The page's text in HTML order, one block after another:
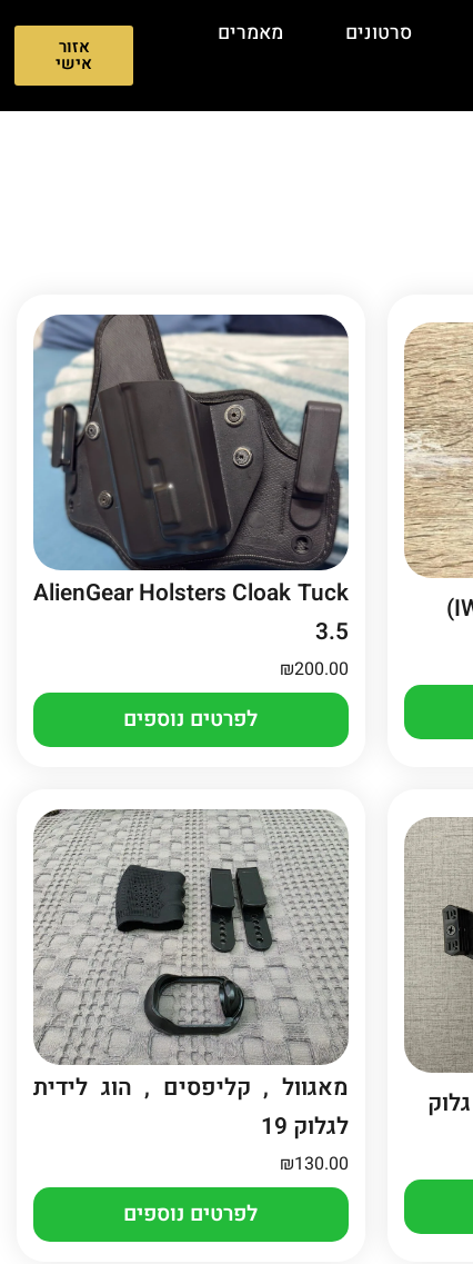
סרטונים
מאמרים
אזור
אישי
AlienGear Holsters Cloak Tuck
3.5
₪200.00
לפרטים נוספים
מאגוול , קליפסים , הוג לידית
לגלוק 19
₪130.00
לפרטים נוספים